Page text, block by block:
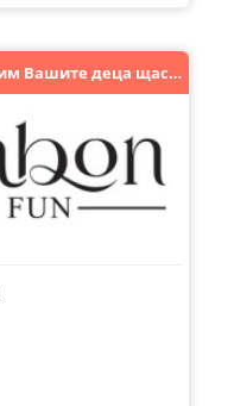
Защото ние знаем как да направим Вашите деца щастливи !